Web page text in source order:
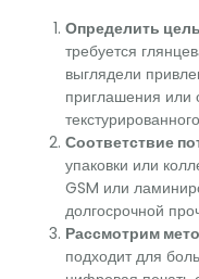
Определить цель
требуется
выглядели
приглашения или
Соответствие
упаковки или
GSM или
долгосрочной
Рассмотрим
подходит для